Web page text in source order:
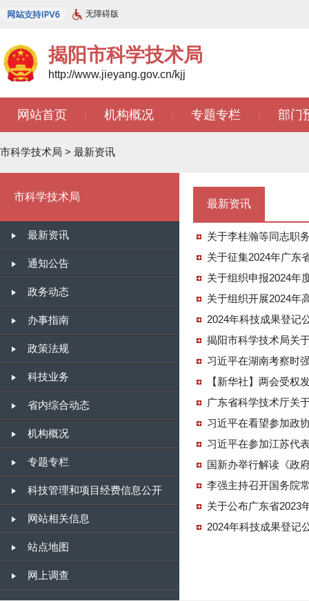
无障碍版
揭阳市科学技术局
http://www.jieyang.gov.cn/kjj
网站首页 机构概况 专题专栏 部门
市科学技术局 > 最新资讯
市科学技术局
最新资讯
通知公告
政务动态
办事指南
政策法规
科技业务
省内综合动态
机构概况
专题专栏
科技管理和项目经费信息公开
网站相关信息
站点地图
网上调查
最新资讯
关于李桂瀚等同志职
关于征集2024年广东
关于组织申报2024年
关于组织开展2024年
2024年科技成果登记
揭阳市科学技术局关
习近平在湖南考察时
【新华社】两会受权
广东省科学技术厅关
习近平在看望参加政
习近平在参加江苏代
国新办举行解读《政
李强主持召开国务院
关于公布广东省2023
2024年科技成果登记